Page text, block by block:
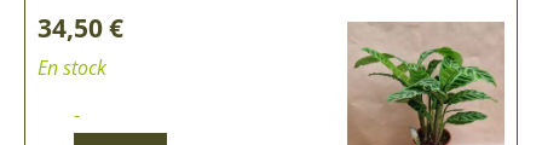
34,50€
En stock
-